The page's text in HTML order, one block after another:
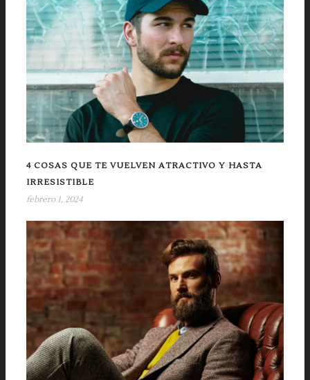
4 COSAS QUE TE VUELVEN ATRACTIVO Y HASTA
IRRESISTIBLE
febrero 1, 2024